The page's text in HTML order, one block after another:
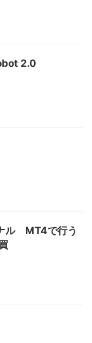
2.0
ル MT4で行う